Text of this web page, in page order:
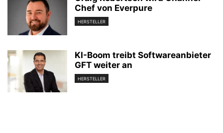
Chef von Everpure
HERSTELLER
KI-Boom treibt Softwareanbieter
GFT weiter an
HERSTELLER